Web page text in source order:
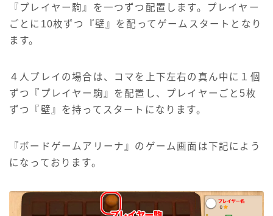
『プレイヤー駒』を一つずつ配置します。プレイヤー
ごとに10枚ずつ『壁』を配ってゲームスタートとなり
ます。
４人プレイの場合は、コマを上下左右の真ん中に１個
ずつ『プレイヤー駒』を配置し、プレイヤーごと5枚
ずつ『壁』を持ってスタートになります。
『ボードゲームアリーナ』のゲーム画面は下記によう
になっております。